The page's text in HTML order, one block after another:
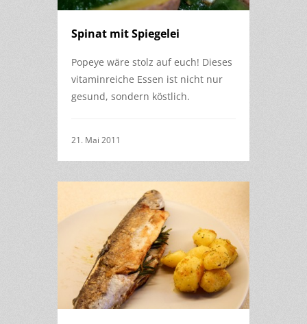
Spinat mit Spiegelei
Popeye wäre stolz auf euch! Dieses
vitaminreiche Essen ist nicht nur
gesund, sondern köstlich.
21. Mai 2011